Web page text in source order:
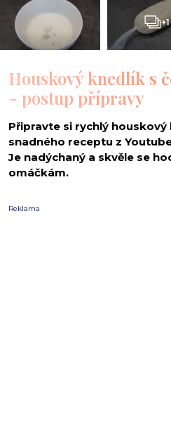
+1
Houskový knedlík s
- postup přípravy
Připravte si rychlý
snadného receptu z
Je nadýchaný a skvěle se
omáčkám.
Reklama